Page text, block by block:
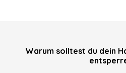
Warum solltest du dein